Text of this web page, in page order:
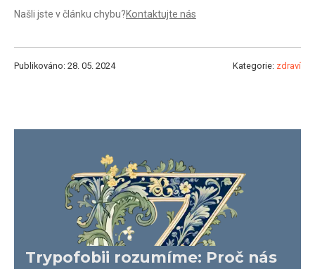
Našli jste v článku chybu?Kontaktujte nás
Publikováno: 28. 05. 2024 Kategorie: zdraví
Trypofobii rozumíme: Proč nás